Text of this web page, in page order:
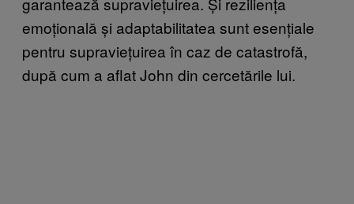
emoțională și adaptabilitatea sunt esențiale
pentru supraviețuirea în caz de catastrofă,
după cum a aflat John din cercetările lui.